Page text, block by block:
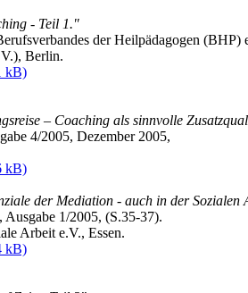
- Teil 1."
der Heilpädagogen (BHP)
Berlin.
kB)
– Coaching als sinnvolle
4/2005, Dezember 2005,
kB)
der Mediation - auch in der Sozialen
1/2005, (S.35-37).
Arbeit e.V., Essen.
kB)